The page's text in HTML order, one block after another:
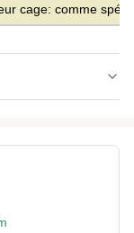
cage: comme